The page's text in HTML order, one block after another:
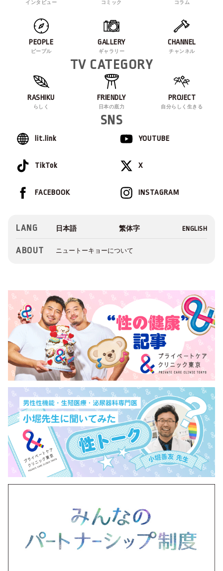
インタビュー コミック コラム
PEOPLE
ピープル
GALLERY
ギャラリー
CHANNEL
チャンネル
TV CATEGORY
RASHIKU
らしく
FRIENDLY
日本の底力
PROJECT
自分らしく生きる
SNS
lit.link YOUTUBE
TikTok X
INSTAGRAM
FACEBOOK
LANG
ABOUT ニュートーキョーについて